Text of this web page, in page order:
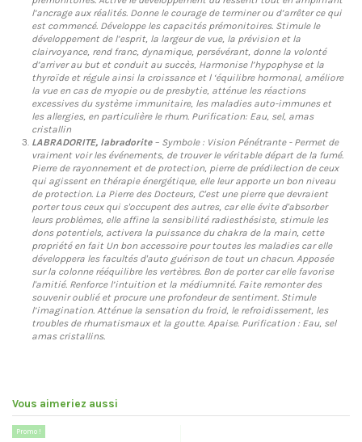
l’ancrage aux réalités. Donne le courage de terminer ou d’arrêter ce qui
est commencé. Développe les capacités prémonitoires. Stimule le
développement de l’esprit, la largeur de vue, la prévision et la
clairvoyance, rend franc, dynamique, persévérant, donne la volonté
d’arriver au but et conduit au succès, Harmonise l’hypophyse et la
thyroïde et régule ainsi la croissance et l ‘équilibre hormonal, améliore
la vue en cas de myopie ou de presbytie, atténue les réactions
excessives du système immunitaire, les maladies auto-immunes et
les allergies, en particulière le rhum. Purification: Eau, sel, amas
cristallin
LABRADORITE, labradorite – Symbole : Vision Pénétrante - Permet de
vraiment voir les événements, de trouver le véritable départ de la fumé.
Pierre de rayonnement et de protection, pierre de prédilection de ceux
qui agissent en thérapie énergétique, elle leur apporte un bon niveau
de protection. La Pierre des Docteurs, C'est une pierre que devraient
porter tous ceux qui s'occupent des autres, car elle évite d'absorber
leurs problèmes, elle affine la sensibilité radiesthésiste, stimule les
dons potentiels, activera la puissance du chakra de la main, cette
propriété en fait Un bon accessoire pour toutes les maladies car elle
développera les facultés d'auto guérison de tout un chacun. Apposée
sur la colonne rééquilibre les vertèbres. Bon de porter car elle favorise
l'amitié. Renforce l’intuition et la médiumnité. Faite remonter des
souvenir oublié et procure une profondeur de sentiment. Stimule
l’imagination. Atténue la sensation du froid, le refroidissement, les
troubles de rhumatismaux et la goutte. Apaise. Purification : Eau, sel
amas cristallins.
Vous aimeriez aussi
Promo !